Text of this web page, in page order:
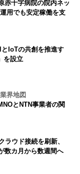
赤十字病院の院内ネッ
用でも安定稼働を支
IoTの共創を推進す
を設立
界地図
とNTN事業者の関
ラウド接続を刷新、
数カ月から数週間へ